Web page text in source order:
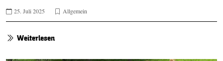
25. Juli 2025 Allgemein
Weiterlesen